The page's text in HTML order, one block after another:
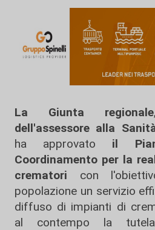
La Giunta regionale
dell'assessore alla
ha approvato il
Coordinamento per la
crematori con
popolazione un servizio
diffuso di impianti di
al contempo la